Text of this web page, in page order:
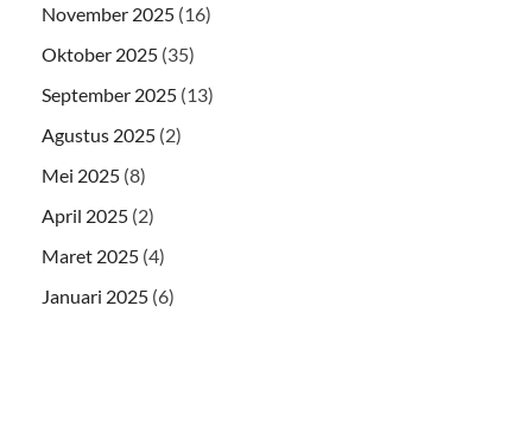
November 2025 (16)
Oktober 2025 (35)
September 2025 (13)
Agustus 2025 (2)
Mei 2025 (8)
April 2025 (2)
Maret 2025 (4)
Januari 2025 (6)